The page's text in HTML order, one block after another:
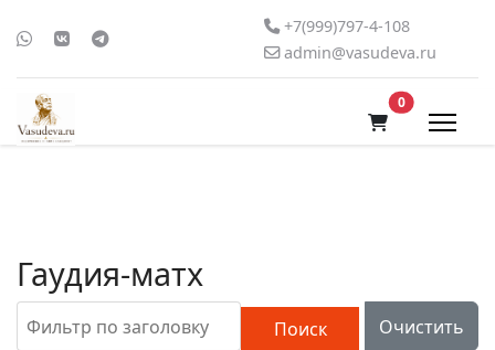
+7(999)797-4-108
admin@vasudeva.ru
0В корзину
Гаудия-матх
Поиск
Очистить